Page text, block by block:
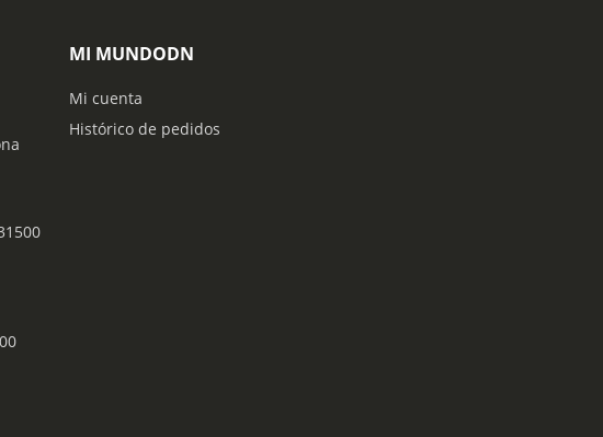
MI MUNDODN
Mi cuenta
Histórico de pedidos